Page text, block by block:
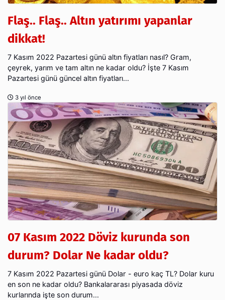
Flaş.. Flaş.. Altın yatırımı yapanlar
dikkat!
7 Kasım 2022 Pazartesi günü altın fiyatları nasıl? Gram,
çeyrek, yarım ve tam altın ne kadar oldu? İşte 7 Kasım
Pazartesi günü güncel altın fiyatları...
3 yıl önce
07 Kasım 2022 Döviz kurunda son
durum? Dolar Ne kadar oldu?
7 Kasım 2022 Pazartesi günü Dolar - euro kaç TL? Dolar kuru
en son ne kadar oldu? Bankalararası piyasada döviz
kurlarında işte son durum...